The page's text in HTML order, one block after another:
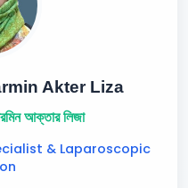
Akter Liza
আক্তার লিজা
& Laparoscopic